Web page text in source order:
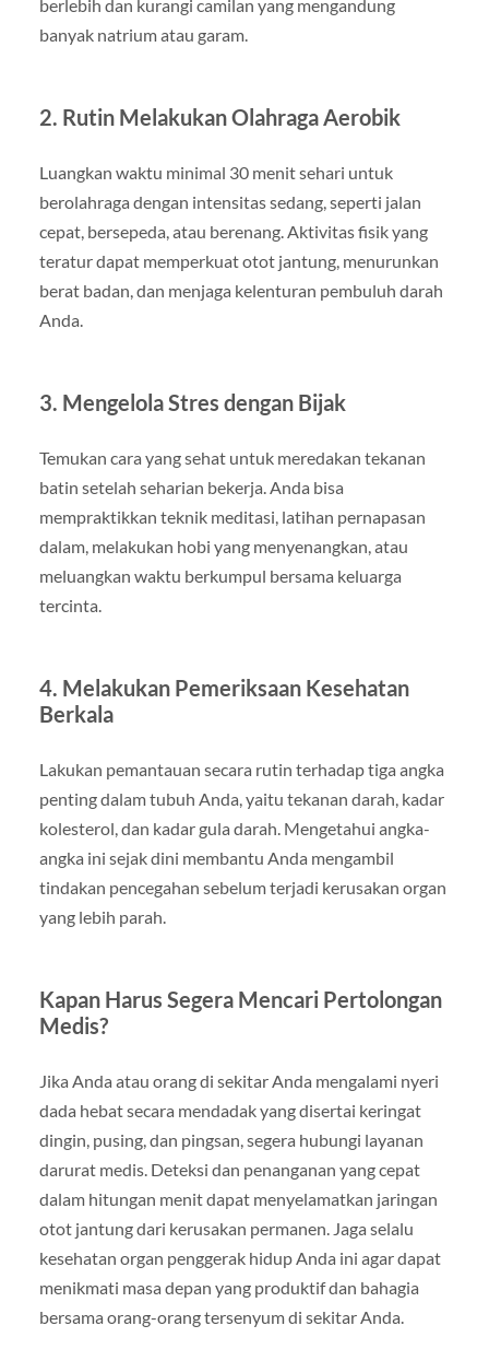
berlebih dan kurangi camilan yang mengandung
banyak natrium atau garam.
2. Rutin Melakukan Olahraga Aerobik
Luangkan waktu minimal 30 menit sehari untuk
berolahraga dengan intensitas sedang, seperti jalan
cepat, bersepeda, atau berenang. Aktivitas fisik yang
teratur dapat memperkuat otot jantung, menurunkan
berat badan, dan menjaga kelenturan pembuluh darah
Anda.
3. Mengelola Stres dengan Bijak
Temukan cara yang sehat untuk meredakan tekanan
batin setelah seharian bekerja. Anda bisa
mempraktikkan teknik meditasi, latihan pernapasan
dalam, melakukan hobi yang menyenangkan, atau
meluangkan waktu berkumpul bersama keluarga
tercinta.
4. Melakukan Pemeriksaan Kesehatan
Berkala
Lakukan pemantauan secara rutin terhadap tiga angka
penting dalam tubuh Anda, yaitu tekanan darah, kadar
kolesterol, dan kadar gula darah. Mengetahui angka-
angka ini sejak dini membantu Anda mengambil
tindakan pencegahan sebelum terjadi kerusakan organ
yang lebih parah.
Kapan Harus Segera Mencari Pertolongan
Medis?
Jika Anda atau orang di sekitar Anda mengalami nyeri
dada hebat secara mendadak yang disertai keringat
dingin, pusing, dan pingsan, segera hubungi layanan
darurat medis. Deteksi dan penanganan yang cepat
dalam hitungan menit dapat menyelamatkan jaringan
otot jantung dari kerusakan permanen. Jaga selalu
kesehatan organ penggerak hidup Anda ini agar dapat
menikmati masa depan yang produktif dan bahagia
bersama orang-orang tersenyum di sekitar Anda.